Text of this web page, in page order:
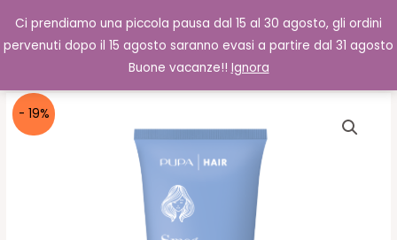
Ci prendiamo una piccola pausa dal 15 al 30 agosto, gli ordini
pervenuti dopo il 15 agosto saranno evasi a partire dal 31 agosto
Buone vacanze!! Ignora
contenuto
0,00€ Cerca
- 19%